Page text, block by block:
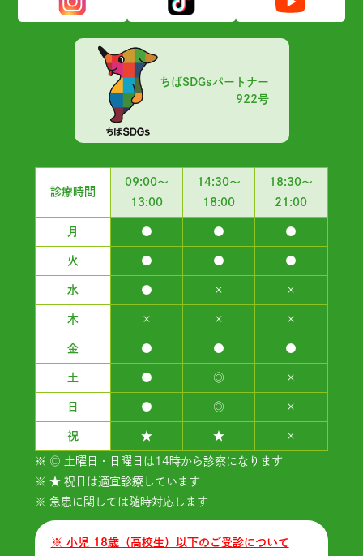
ちばSDGsパートナー
922号
診療時間
09:00～
13:00
14:30～
18:00
18:30～
21:00
月 ● ● ●
火 ● ● ●
水 ● × ×
木 × × ×
金 ● ● ●
土 ● ◎ ×
日 ● ◎ ×
祝 ★ ★ ×
※ ◎ 土曜日・日曜日は14時から診察になります
※ ★ 祝日は適宜診療しています
※ 急患に関しては随時対応します
※ 小児 18歳（高校生）以下のご受診について